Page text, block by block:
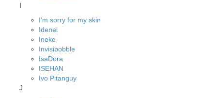
I
I'm sorry for my skin
Idenel
Ineke
Invisibobble
IsaDora
ISEHAN
Ivo Pitanguy
J